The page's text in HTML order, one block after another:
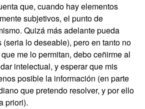
que, cuando hay elementos
subjetivos, el punto de
Quizá más adelante pueda
lo deseable), pero en tanto no
me lo permitan, debo ceñirme al
intelectual, y esperar que mis
posible la información (en parte
que pretendo resolver, y por ello
priori).